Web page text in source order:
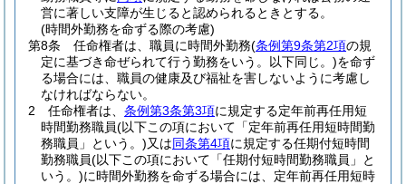
営に著しい支障が生じると認められるときとする。
(時間外勤務を命ずる際の考慮)
第8条
任命権者は、職員に時間外勤務(条例第9条第2項の規
定に基づき命ぜられて行う勤務をいう。以下同じ。)を命ず
る場合には、職員の健康及び福祉を害しないように考慮し
なければならない。
2
任命権者は、 条例第3条第3項に規定する定年前再任用短
時間勤務職員(以下この項において「定年前再任用短時間勤
務職員」という。)又は同条第4項に規定する任期付短時間
勤務職員(以下この項において「任期付短時間勤務職員」と
いう。)に時間外勤務を命ずる場合には、定年前再任用短時